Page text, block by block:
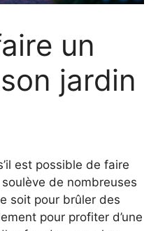
un
jardin
est possible de faire
de nombreuses
soit pour brûler des
pour profiter d’une